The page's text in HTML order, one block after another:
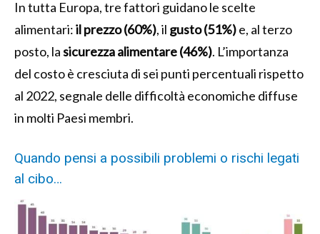
In tutta Europa, tre fattori guidano le scelte
alimentari:il prezzo (60%), il gusto (51%)e, al terzo
posto, lasicurezza alimentare (46%). L’importanza
del costo è cresciuta di sei punti percentuali rispetto
al 2022, segnale delle difficoltà economiche diffuse
in molti Paesi membri.
Quando pensi a possibili problemi o rischi legati
al cibo…